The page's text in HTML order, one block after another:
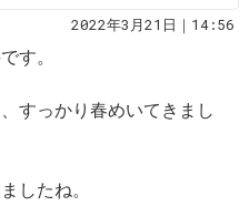
2022年3月21日｜14:56
す。
すっかり春めいてきまし
したね。